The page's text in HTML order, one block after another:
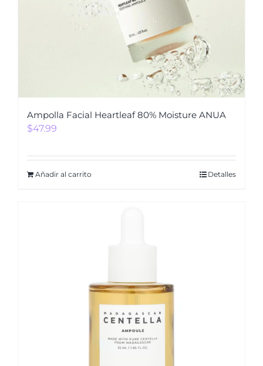
Ampolla Facial Heartleaf 80% Moisture ANUA
$47.99
Añadir al carrito Detalles